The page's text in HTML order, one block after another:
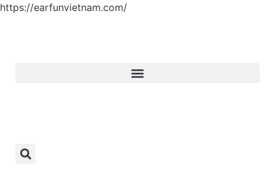
https://earfunvietnam.com/